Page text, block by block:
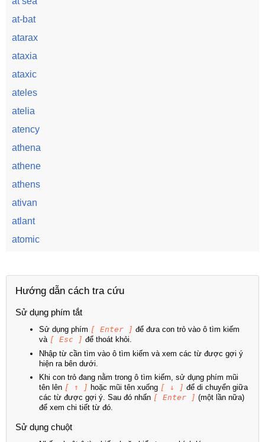
at-bat
atarax
ataxia
ataxic
ateles
atelia
atency
athena
athene
athens
ativan
atlant
atomic
Hướng dẫn cách tra cứu
Sử dụng phím tắt
Sử dụng phím [ Enter ] để đưa con trỏ vào ô tìm kiếm
và [ Esc ] để thoát khỏi.
Nhập từ cần tìm vào ô tìm kiếm và xem các từ được gợi ý
hiện ra bên dưới.
Khi con trỏ đang nằm trong ô tìm kiếm, sử dụng phím mũi
tên lên [ ↑ ] hoặc mũi tên xuống [ ↓ ] để di chuyển giữa
các từ được gợi ý. Sau đó nhấn [ Enter ] (một lần nữa)
để xem chi tiết từ đó.
Sử dụng chuột